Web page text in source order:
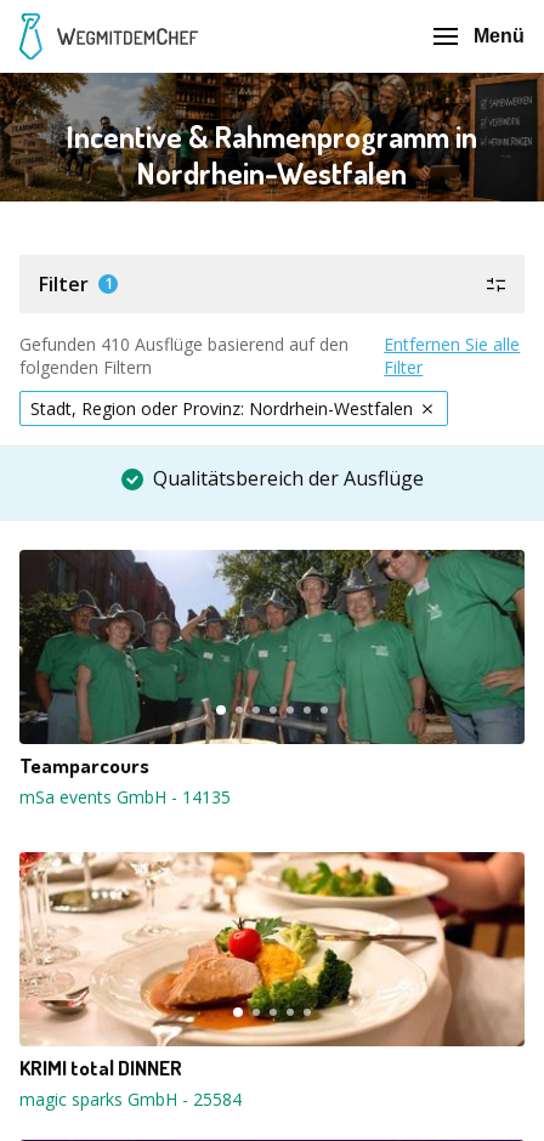
Menü
Incentive & Rahmenprogramm in
Nordrhein-Westfalen
Filter 1
Gefunden 410 Ausflüge basierend auf den
folgenden Filtern
Entfernen Sie alle
Filter
Stadt, Region oder Provinz: Nordrhein-Westfalen
Qualitätsbereich der Ausflüge
Teamparcours
mSa events GmbH - 14135
KRIMI total DINNER
magic sparks GmbH - 25584